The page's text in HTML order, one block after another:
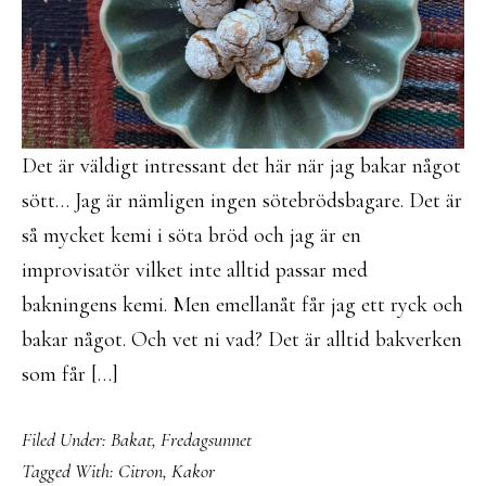
Det är väldigt intressant det här när jag bakar något
sött… Jag är nämligen ingen sötebrödsbagare. Det är
så mycket kemi i söta bröd och jag är en
improvisatör vilket inte alltid passar med
bakningens kemi. Men emellanåt får jag ett ryck och
bakar något. Och vet ni vad? Det är alltid bakverken
som får […]
Filed Under: Bakat, Fredagsunnet
Tagged With: Citron, Kakor